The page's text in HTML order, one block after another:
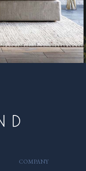
COMPANY